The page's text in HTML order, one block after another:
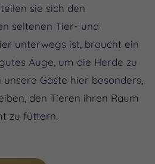
sie sich den
seltenen Tier- und
unterwegs ist, braucht ein
Auge, um die Herde zu
Gäste hier besonders,
den Tieren ihren Raum
zu füttern.